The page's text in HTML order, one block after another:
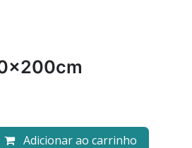
Adicionar ao carrinho